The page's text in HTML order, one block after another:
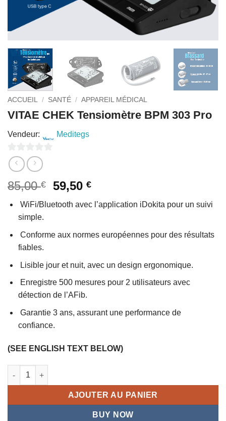
ACCUEIL / SANTÉ / APPAREIL MÉDICAL
VITAE CHEK Tensiomètre BPM 303 Pro
Vendeur: Meditegs
0
sur
5
85,00€
Le
prix
initial
85,00 €.
59,50€Le
prix
actuel
59,50 €.
WiFi/Bluetooth avec l’application iDokita pour un suivi
simple.
Conforme aux normes européennes pour des résultats
fiables.
Lisible jour et nuit, avec un design ergonomique.
Enregistre 500 mesures pour 2 utilisateurs avec
détection de l’AFib.
Garantie 3 ans, assurant une performance de
confiance.
(SEE ENGLISH TEXT BELOW)
quantité de VITAE CHEK Tensiomètre BPM 303 Pro
AJOUTER AU PANIER
BUY NOW